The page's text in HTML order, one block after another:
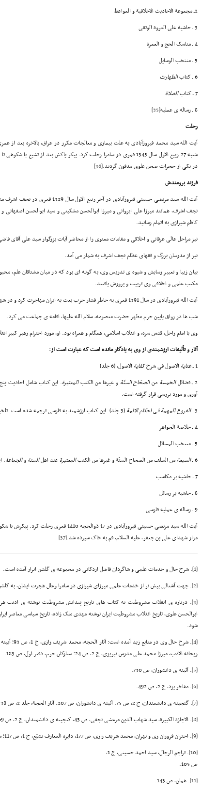
2ـ مجموعة
الاحادیث الاخلاقیةو المواعظ
3 ـ حاشیة
علی العروة الوثقی
4 ـ مناسک الحج و العمرة
5 ـ منتخب الوسایل
6 ـ کتاب
الطهارت
7 ـ کتاب
الصلاة
8 ـ رساله ی عملیه
[35]
رحلت
آیت الله سید محمد فیروزآبادی به علت بیماری و معالجات مکرر در عراق، بالاخره بعد
شنبه 27 ربیع الاول سال 1345 قمری در سامرا رحلت کرد. پیکر پاکش بعد از
در یکی از حجرات صحن علوی مدفون گردید.[36]
فرزند برومندش
آیت الله سید مرتضی حسینی فیروزآبادی در
نجف اشرف، همانند میرزا علی ایروانی و میرزا ابوالحسن مشکینی و سید ابوالحسن
کاظم شیرازی به اتمام رسانید.
نیز مراحل عالی عرفانی و اخلاقی و مقامات معنوی را از محاضر آیات بزرگوار سید علی آقای
نیز از مدرسان بزرگ و فقهای عظام نجف اشرف به شمار می آمد.
بیان زیبا و تعبیر رسایش و شیوه ی تدریس وی، به گونه ای بود که در میان مشتاقان علم،
مکتب علمی و اخلاقی وی تربیت و پرورش یافتند.
آیت الله فیروزآبادی در سال 1391 قمری به خاطر فشار حزب بعث به ایران مهاجرت کرد و در شهر مقدس قم رحل اقامت افکند.
شب ها در رواق پایین حرم مطهر حضرت معصومه، سلام الله علیها، اقامه ی جماعت می کرد.
وی با امام راحل، قدس سره، و انقلاب اسلامی، همگام و همراه بود. او، مورد احترام رهبر کبیر
آثار و تألیفات ارزشمندی از وی به یادگار مانده است که عبارت است از:
1 ـ عنایة الاصول فی شرحکفایة الاصول، (6 جلد)
2ـفضائلالخمسة منالصحّاح الستّةو غیرها من الکتبالمعتبرة. این کتاب شامل احادیث
آوری و مورد بررسی قرار گرفته است.
3 ـ الفروعالمهمة فی احکام الائمة (3 جلد). این کتاب ارزشمند به فارسی ترجمه شده است. تلخیص فارسی آن هم به چاپ رسیده است.
4 ـ خلاصة الجواهر
5 ـ منتخب المسائل
6 ـ السبعة من السلف من الصحاح الستّة و غیرها من الکتبالمعتبرة عند اهلالسنة والجماعة.
7 ـ حاشیه بر مکاسب
8 ـ حاشیه بر رسائل
9 ـ رساله ی عملیه فارسی
آیت الله سید مرتضی حسینی فیروزآبادی در 17
مزار شهدای علی بن جعفر، علیه السلام، قم به خاک سپرده شد.[37]
[1] . شرح حال و خدمات علمی و شاگردان فاضل اردکانی در مجموعه ی گلشن ابرار آمده است.
[2] . جهت آشنائی بیش تر از خدمات علمی میرزای شیرازی در سامرا وعلل هجرت ایشان، به
[3] . درباره ی انقلاب مشروطیت به کتاب های تاریخ پیدایش مشروطیت نوشته ی ادیب
ابوالحسن علوی، تاریخ انقلاب مشروطیت ایران نوشته مهدی ملک زاده، تاریخ سیاسی معاصر
شود.
[4]
ریحانة الادب، میرزا محمد علی مدرس تبریزی، ج 2، ص 24؛ ستارگان حرم، دفتر اول، ص 183.
[5] . آئینه ی دانشوران، ص 730.
[6] . مفاخر یزد، ج 2، ص 492.
[7] . گنجینه ی دانشمندان، ج 2، ص 75. آئینه ی دانشوران، ص 207. آثار الحجة، جلد 2، ص 38.
[8] . الاجازة الکبیرة، سید شهاب الدین مرعشی نجفی، ص 43، گنجینه ی دانشمندان، ج 2، ص 369.
[9] . اختران فروزان ری و تهران، محمد شریف رازی، ص 177، دایرة المعارف تشیّع، ج 1، ص 117؛ ستارگان حرم، ج 9، ص 49.
[10]
. تراجم الرجال، سید احمد حسینی، ج 1،
ص 105.
[11]
. همان، ص 143.